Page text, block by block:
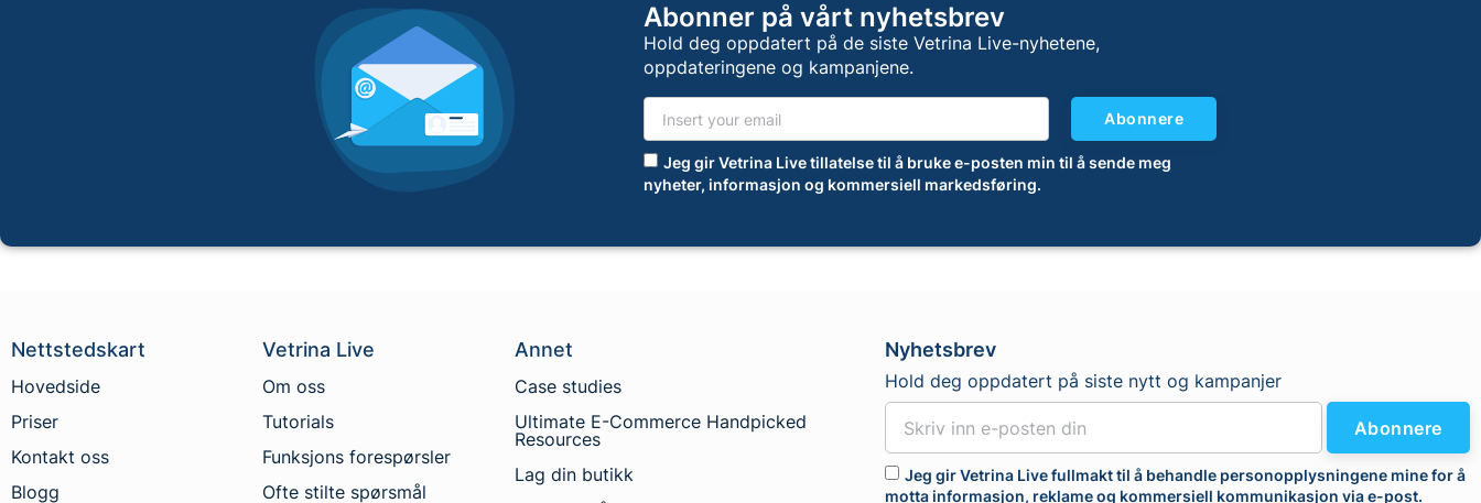
Abonner på vårt nyhetsbrev
Hold deg oppdatert på de siste Vetrina Live-nyhetene,
oppdateringene og kampanjene.
Jeg gir Vetrina Live tillatelse til å bruke e-posten min til å sende meg
nyheter, informasjon og kommersiell markedsføring.
Abonnere
Nettstedskart
Hovedside
Priser
Kontakt oss
Blogg
Vetrina Live
Om oss
Tutorials
Funksjons forespørsler
Ofte stilte spørsmål
Annet
Case studies
Ultimate E-Commerce Handpicked
Resources
Lag din butikk
Nyhetsbrev
Hold deg oppdatert på siste nytt og kampanjer
Jeg gir Vetrina Live fullmakt til å behandle personopplysningene mine for å
motta informasjon, reklame og kommersiell kommunikasjon via e-post.
Abonnere